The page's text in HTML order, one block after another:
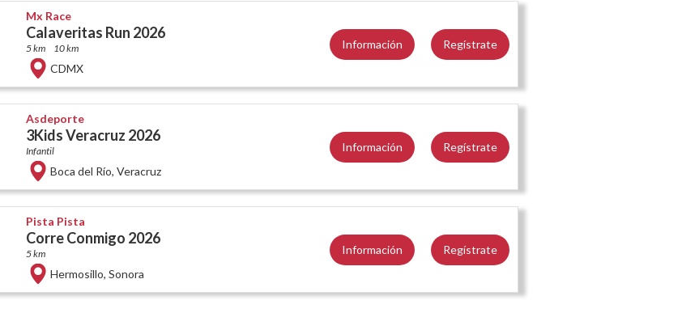
Mx Race
Calaveritas Run 2026
5 km 10 km
CDMX
Información Regístrate
Asdeporte
3Kids Veracruz 2026
Infantil
Boca del Río, Veracruz
Información Regístrate
Pista Pista
Corre Conmigo 2026
5 km
Hermosillo, Sonora
Información Regístrate